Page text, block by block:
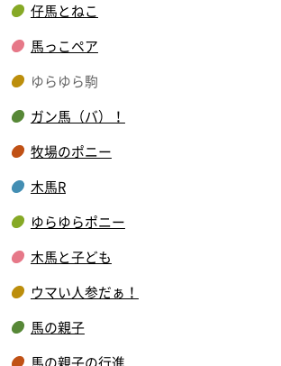
仔馬とねこ
馬っこペア
ゆらゆら駒
ガン馬（バ）！
牧場のポニー
木馬R
ゆらゆらポニー
木馬と子ども
ウマい人参だぁ！
馬の親子